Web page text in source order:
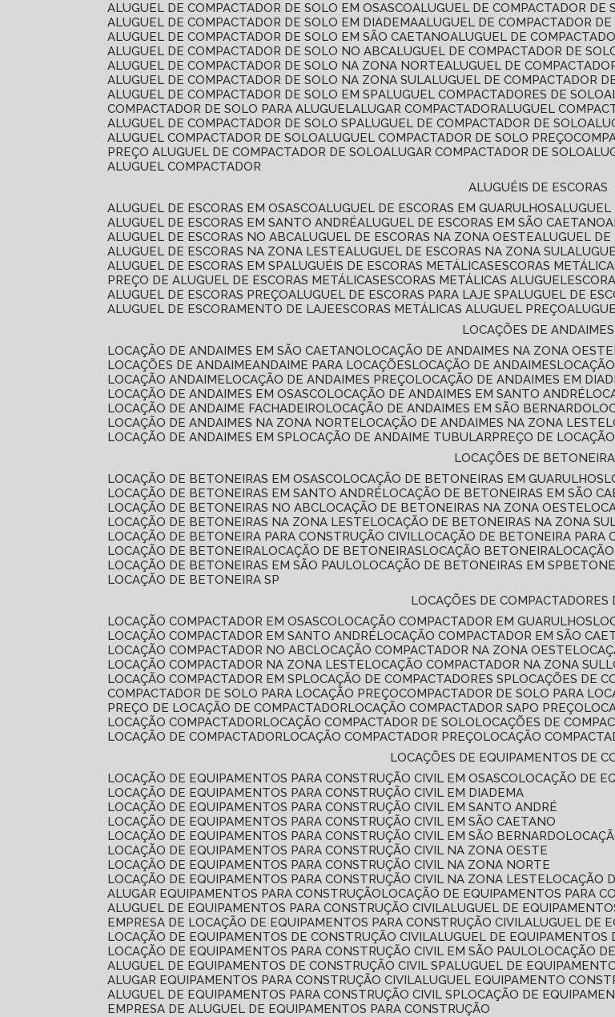
ALUGUEL DE COMPACTADOR DE SOLO EM OSASCO ALUGUEL DE COMPACTADOR DE
ALUGUEL DE COMPACTADOR DE SOLO EM DIADEMA ALUGUEL DE COMPACTADOR
ALUGUEL DE COMPACTADOR DE SOLO EM SÃO CAETANO ALUGUEL DE
ALUGUEL DE COMPACTADOR DE SOLO NO ABC ALUGUEL DE COMPACTADOR DE
ALUGUEL DE COMPACTADOR DE SOLO NA ZONA NORTE ALUGUEL DE
ALUGUEL DE COMPACTADOR DE SOLO NA ZONA SUL ALUGUEL DE COMPACTADOR
ALUGUEL DE COMPACTADOR DE SOLO EM SP ALUGUEL COMPACTADORES DE SOLO
COMPACTADOR DE SOLO PARA ALUGUEL ALUGAR COMPACTADOR ALUGUEL
ALUGUEL DE COMPACTADOR DE SOLO SP ALUGUEL DE COMPACTADOR DE SOLO
ALUGUEL COMPACTADOR DE SOLO ALUGUEL COMPACTADOR DE SOLO PREÇO
PREÇO ALUGUEL DE COMPACTADOR DE SOLO ALUGAR COMPACTADOR DE SOLO
ALUGUEL COMPACTADOR
ALUGUÉIS DE ESCORAS
ALUGUEL DE ESCORAS EM OSASCO ALUGUEL DE ESCORAS EM GUARULHOS
ALUGUEL DE ESCORAS EM SANTO ANDRÉ ALUGUEL DE ESCORAS EM SÃO CAETANO
ALUGUEL DE ESCORAS NO ABC ALUGUEL DE ESCORAS NA ZONA OESTE ALUGUEL
ALUGUEL DE ESCORAS NA ZONA LESTE ALUGUEL DE ESCORAS NA ZONA SUL
ALUGUEL DE ESCORAS EM SP ALUGUÉIS DE ESCORAS METÁLICAS
ESCORAS
PREÇO DE ALUGUEL DE ESCORAS METÁLICAS
ESCORAS METÁLICAS ALUGUEL
ALUGUEL DE ESCORAS PREÇO ALUGUEL DE ESCORAS PARA LAJE SP ALUGUEL DE
ALUGUEL DE ESCORAMENTO DE LAJE
ESCORAS METÁLICAS ALUGUEL PREÇO
LOCAÇÕES DE ANDAIMES
LOCAÇÃO DE ANDAIMES EM SÃO CAETANO LOCAÇÃO DE ANDAIMES NA ZONA OESTE
LOCAÇÕES DE ANDAIME ANDAIME PARA LOCAÇÕES LOCAÇÃO DE ANDAIMES
LOCAÇÃO ANDAIME LOCAÇÃO DE ANDAIMES PREÇO LOCAÇÃO DE ANDAIMES EM
LOCAÇÃO DE ANDAIMES EM OSASCO LOCAÇÃO DE ANDAIMES EM SANTO ANDRÉ
LOCAÇÃO DE ANDAIME FACHADEIRO LOCAÇÃO DE ANDAIMES EM SÃO BERNARDO
LOCAÇÃO DE ANDAIMES NA ZONA NORTE LOCAÇÃO DE ANDAIMES NA ZONA LESTE
LOCAÇÃO DE ANDAIMES EM SP LOCAÇÃO DE ANDAIME TUBULAR PREÇO DE
LOCAÇÕES DE
LOCAÇÃO DE BETONEIRAS EM OSASCO LOCAÇÃO DE BETONEIRAS EM GUARULHOS
LOCAÇÃO DE BETONEIRAS EM SANTO ANDRÉ LOCAÇÃO DE BETONEIRAS EM SÃO
LOCAÇÃO DE BETONEIRAS NO ABC LOCAÇÃO DE BETONEIRAS NA ZONA OESTE
LOCAÇÃO DE BETONEIRAS NA ZONA LESTE LOCAÇÃO DE BETONEIRAS NA ZONA
LOCAÇÃO DE BETONEIRA PARA CONSTRUÇÃO CIVIL LOCAÇÃO DE BETONEIRA PARA
LOCAÇÃO DE BETONEIRA LOCAÇÃO DE BETONEIRAS LOCAÇÃO BETONEIRA
LOCAÇÃO DE BETONEIRAS EM SÃO PAULO LOCAÇÃO DE BETONEIRAS EM SP
LOCAÇÃO DE BETONEIRA SP
LOCAÇÕES DE COMPACTADORES
LOCAÇÃO COMPACTADOR EM OSASCO LOCAÇÃO COMPACTADOR EM GUARULHOS
LOCAÇÃO COMPACTADOR EM SANTO ANDRÉ LOCAÇÃO COMPACTADOR EM SÃO
LOCAÇÃO COMPACTADOR NO ABC LOCAÇÃO COMPACTADOR NA ZONA OESTE
LOCAÇÃO COMPACTADOR NA ZONA LESTE LOCAÇÃO COMPACTADOR NA ZONA SUL
LOCAÇÃO COMPACTADOR EM SP LOCAÇÃO DE COMPACTADORES SP LOCAÇÕES DE
COMPACTADOR DE SOLO PARA LOCAÇÃO PREÇO COMPACTADOR DE SOLO PARA
PREÇO DE LOCAÇÃO DE COMPACTADOR LOCAÇÃO COMPACTADOR SAPO PREÇO
LOCAÇÃO COMPACTADOR LOCAÇÃO COMPACTADOR DE SOLO LOCAÇÕES DE
LOCAÇÃO DE COMPACTADOR LOCAÇÃO COMPACTADOR PREÇO LOCAÇÃO
LOCAÇÕES DE EQUIPAMENTOS DE
LOCAÇÃO DE EQUIPAMENTOS PARA CONSTRUÇÃO CIVIL EM OSASCO LOCAÇÃO DE
LOCAÇÃO DE EQUIPAMENTOS PARA CONSTRUÇÃO CIVIL EM DIADEMA
LOCAÇÃO DE EQUIPAMENTOS PARA CONSTRUÇÃO CIVIL EM SANTO ANDRÉ
LOCAÇÃO DE EQUIPAMENTOS PARA CONSTRUÇÃO CIVIL EM SÃO CAETANO
LOCAÇÃO DE EQUIPAMENTOS PARA CONSTRUÇÃO CIVIL EM SÃO BERNARDO
LOCAÇÃO DE EQUIPAMENTOS PARA CONSTRUÇÃO CIVIL NA ZONA OESTE
LOCAÇÃO DE EQUIPAMENTOS PARA CONSTRUÇÃO CIVIL NA ZONA NORTE
LOCAÇÃO DE EQUIPAMENTOS PARA CONSTRUÇÃO CIVIL NA ZONA LESTE LOCAÇÃO
ALUGAR EQUIPAMENTOS PARA CONSTRUÇÃO LOCAÇÃO DE EQUIPAMENTOS PARA
ALUGUEL DE EQUIPAMENTOS PARA CONSTRUÇÃO CIVIL ALUGUEL DE
EMPRESA DE LOCAÇÃO DE EQUIPAMENTOS PARA CONSTRUÇÃO CIVIL ALUGUEL DE
LOCAÇÃO DE EQUIPAMENTOS DE CONSTRUÇÃO CIVIL ALUGUEL DE
LOCAÇÃO DE EQUIPAMENTOS PARA CONSTRUÇÃO CIVIL EM SÃO PAULO LOCAÇÃO
ALUGUEL DE EQUIPAMENTOS DE CONSTRUÇÃO CIVIL SP ALUGUEL DE
ALUGAR EQUIPAMENTOS PARA CONSTRUÇÃO CIVIL ALUGUEL EQUIPAMENTO
ALUGUEL DE EQUIPAMENTOS PARA CONSTRUÇÃO CIVIL SP LOCAÇÃO DE
EMPRESA DE ALUGUEL DE EQUIPAMENTOS PARA CONSTRUÇÃO